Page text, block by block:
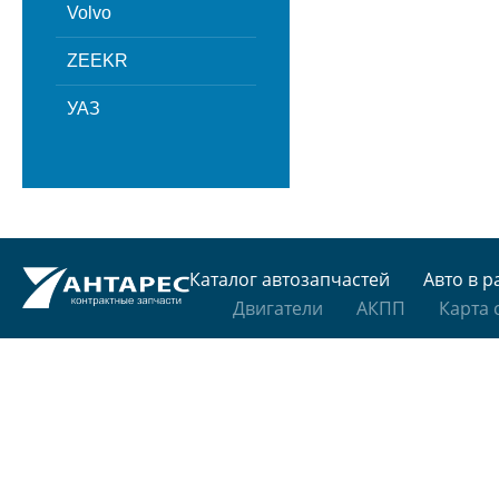
Volvo
ZEEKR
УАЗ
Каталог автозапчастей
Авто в
Двигатели
АКПП Карта